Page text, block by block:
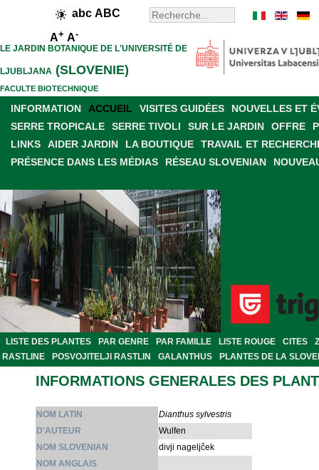
abc ABC
A+ A-
LE JARDIN BOTANIQUE DE L'UNIVERSITÉ DE
LJUBLJANA (SLOVENIE)
FACULTE BIOTECHNIQUE
INFORMATION ACCUEIL VISITES GUIDÉES
NOUVELLES ET
SERRE TROPICALE
SERRE TIVOLI SUR LE JARDIN OFFRE
LINKS
AIDER JARDIN LA BOUTIQUE
TRAVAIL ET
PRÉSENCE DANS LES MÉDIAS
RÉSEAU SLOVENIAN
LISTE DES PLANTES PAR GENRE PAR FAMILLE LISTE ROUGE CITES
RASTLINE
POSVOJITELJI RASTLIN GALANTHUS PLANTES DE LA
INFORMATIONS GENERALES DES
NOM LATIN
Dianthus sylvestris
D'AUTEUR
Wulfen
NOM SLOVENIAN
divji nageljček
NOM ANGLAIS